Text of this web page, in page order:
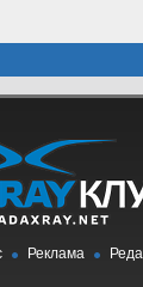
Реклама